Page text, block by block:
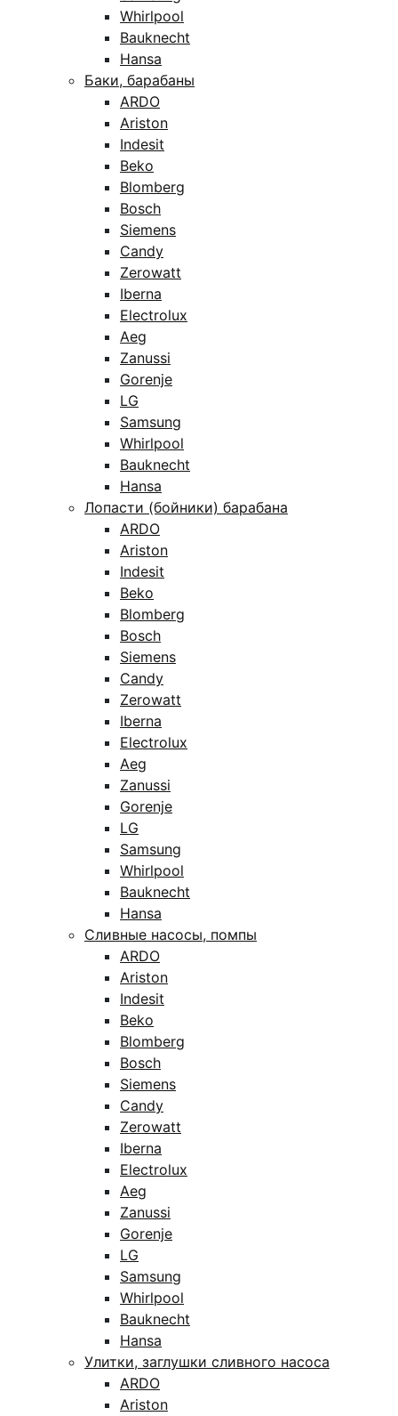
Whirlpool
Bauknecht
Hansa
Баки, барабаны
ARDO
Ariston
Indesit
Beko
Blomberg
Bosch
Siemens
Candy
Zerowatt
Iberna
Electrolux
Aeg
Zanussi
Gorenje
LG
Samsung
Whirlpool
Bauknecht
Hansa
Лопасти (бойники) барабана
ARDO
Ariston
Indesit
Beko
Blomberg
Bosch
Siemens
Candy
Zerowatt
Iberna
Electrolux
Aeg
Zanussi
Gorenje
LG
Samsung
Whirlpool
Bauknecht
Hansa
Сливные насосы, помпы
ARDO
Ariston
Indesit
Beko
Blomberg
Bosch
Siemens
Candy
Zerowatt
Iberna
Electrolux
Aeg
Zanussi
Gorenje
LG
Samsung
Whirlpool
Bauknecht
Hansa
Улитки, заглушки сливного насоса
ARDO
Ariston